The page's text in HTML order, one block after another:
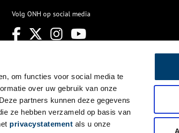
om functies voor social media te
over uw gebruik van onze
partners kunnen deze gegevens
ze hebben verzameld op basis van
privacystatement als u onze
Volg ONH op social media